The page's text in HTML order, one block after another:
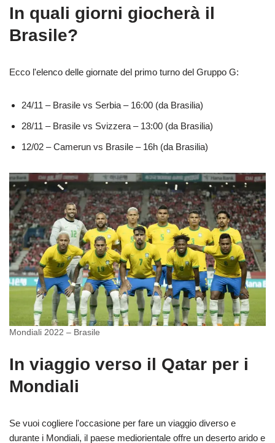
In quali giorni giocherà il
Brasile?
Ecco l'elenco delle giornate del primo turno del Gruppo G:
24/11 – Brasile vs Serbia – 16:00 (da Brasilia)
28/11 – Brasile vs Svizzera – 13:00 (da Brasilia)
12/02 – Camerun vs Brasile – 16h (da Brasilia)
Mondiali 2022 – Brasile
In viaggio verso il Qatar per i
Mondiali
Se vuoi cogliere l'occasione per fare un viaggio diverso e
durante i Mondiali, il paese mediorientale offre un deserto arido e